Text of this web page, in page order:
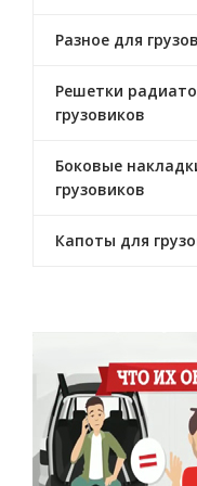
Разное для
Решетки
грузовиков
Боковые
грузовиков
Капоты для